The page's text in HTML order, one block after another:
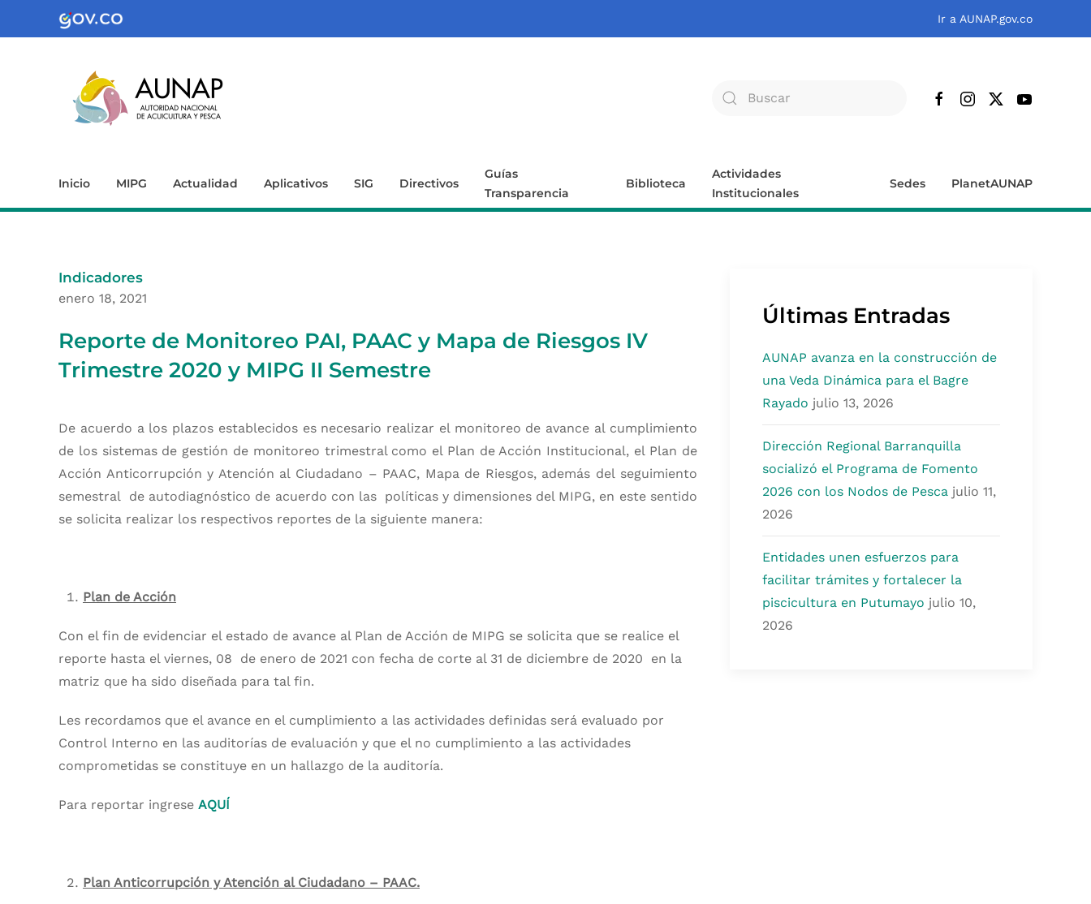
Ir a AUNAP.gov.co
Inicio MIPG Actualidad Aplicativos SIG Directivos
Guías
Transparencia
Biblioteca
Actividades
Institucionales
Sedes PlanetAUNAP
Indicadores
enero 18, 2021
Reporte de Monitoreo PAI, PAAC y Mapa de Riesgos IV
Trimestre 2020 y MIPG II Semestre
De acuerdo a los plazos establecidos es necesario realizar el monitoreo de avance al cumplimiento
de los sistemas de gestión de monitoreo trimestral como el Plan de Acción Institucional, el Plan de
Acción Anticorrupción y Atención al Ciudadano – PAAC, Mapa de Riesgos, además del seguimiento
semestral de autodiagnóstico de acuerdo con las políticas y dimensiones del MIPG, en este sentido
se solicita realizar los respectivos reportes de la siguiente manera:
Plan de Acción
Con el fin de evidenciar el estado de avance al Plan de Acción de MIPG se solicita que se realice el
reporte hasta el viernes, 08 de enero de 2021 con fecha de corte al 31 de diciembre de 2020 en la
matriz que ha sido diseñada para tal fin.
Les recordamos que el avance en el cumplimiento a las actividades definidas será evaluado por
Control Interno en las auditorías de evaluación y que el no cumplimiento a las actividades
comprometidas se constituye en un hallazgo de la auditoría.
Para reportar ingrese AQUÍ
Plan Anticorrupción y Atención al Ciudadano – PAAC.
Últimas Entradas
AUNAP avanza en la construcción de
una Veda Dinámica para el Bagre
Rayado julio 13, 2026
Dirección Regional Barranquilla
socializó el Programa de Fomento
2026 con los Nodos de Pesca julio 11,
2026
Entidades unen esfuerzos para
facilitar trámites y fortalecer la
piscicultura en Putumayo julio 10,
2026